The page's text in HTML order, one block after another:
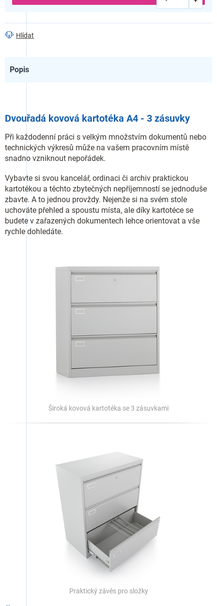
Hlídat
Popis
Dvouřadá kovová kartotéka A4 - 3 zásuvky
Při každodenní práci s velkým množstvím dokumentů nebo
technických výkresů může na vašem pracovním místě
snadno vzniknout nepořádek.
Vybavte si svou kancelář, ordinaci či archiv praktickou
kartotékou a těchto zbytečných nepříjemností se jednoduše
zbavte. A to jednou provždy. Nejenže si na svém stole
uchováte přehled a spoustu místa, ale díky kartotéce se
budete v zařazených dokumentech lehce orientovat a vše
rychle dohledáte.
Široká kovová kartotéka se 3 zásuvkami
Praktický závěs pro složky